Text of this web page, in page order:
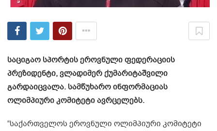
საციგაო სპორტის ეროვნული ფედერაციის
პრეზიდენტი, ვლადიმერ ქუმარიტაშვილი
გარდაიცვალა. სამწუხარო ინფორმაციას
ოლიმპიური კომიტეტი ავრცელებს.
“საქართველოს ეროვნული ოლიმპიური კომიტეტი